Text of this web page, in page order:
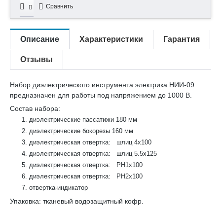
Сравнить
Описание Характеристики Гарантия
Отзывы
Набор диэлектрического инструмента электрика НИИ-09
предназначен для работы под напряжением до 1000 В.
Состав набора:
диэлектрические пассатижи 180 мм
диэлектрические бокорезы 160 мм
диэлектрическая отвертка: шлиц 4х100
диэлектрическая отвертка: шлиц 5.5х125
диэлектрическая отвертка: PH1x100
диэлектрическая отвертка: PH2x100
отвертка-индикатор
Упаковка: тканевый водозащитный кофр.